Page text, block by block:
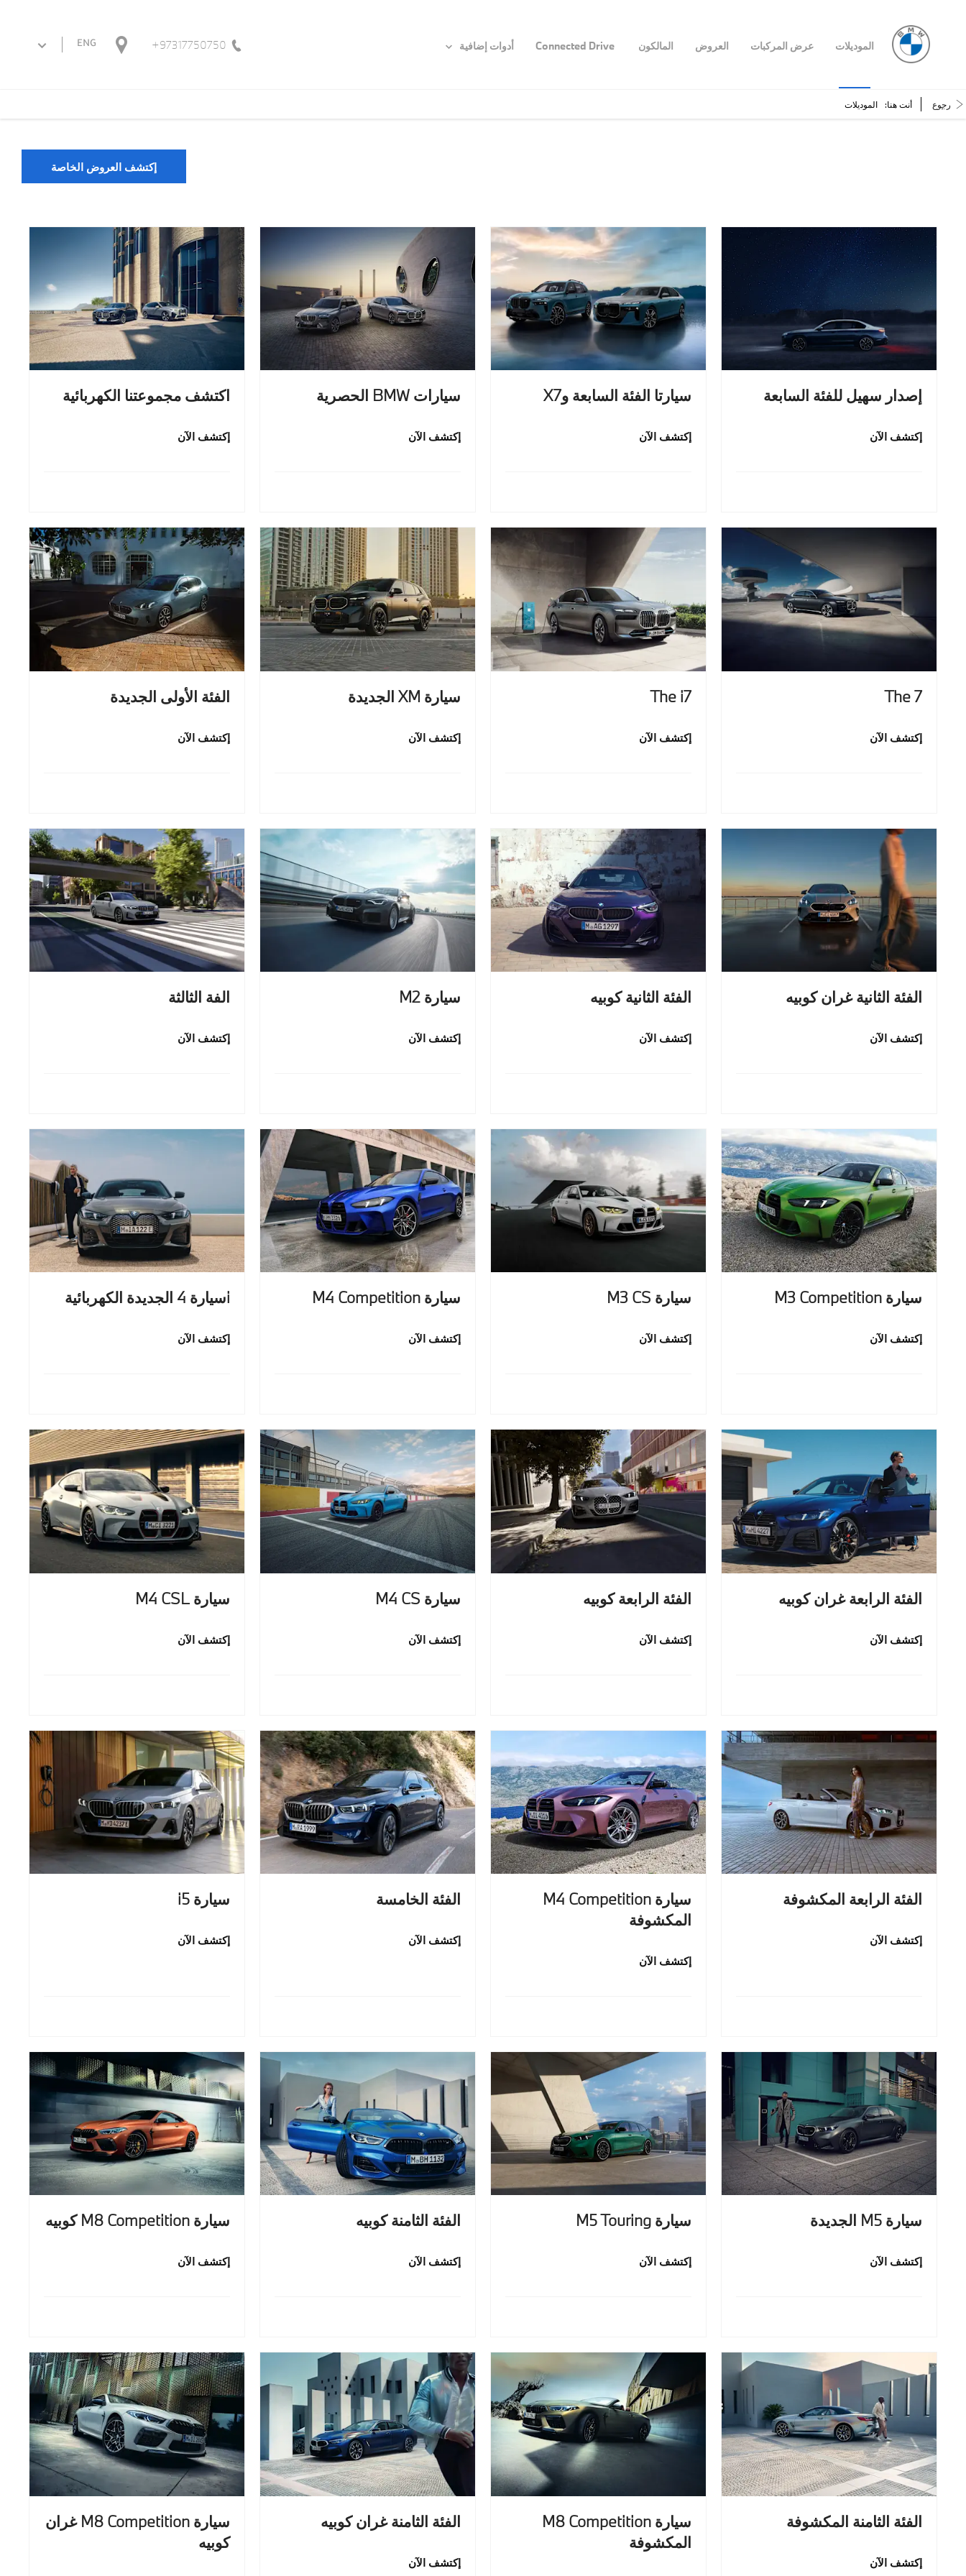
الموديلات عرض المركبات العروض المالكون Connected Drive أدوات إضافية 97317750750+
ENG
رجوع أنت هنا: الموديلات
إكتشف العروض الخاصة
إصدار سهيل للفئة السابعة
إكتشف الآن
سيارتا الفئة السابعة وX7
إكتشف الآن
سيارات BMW الحصرية
إكتشف الآن
اكتشف مجموعتنا الكهربائية
إكتشف الآن
The 7
إكتشف الآن
The i7
إكتشف الآن
سيارة XM الجديدة
إكتشف الآن
الفئة الأولى الجديدة
إكتشف الآن
الفئة الثانية غران كوبيه
إكتشف الآن
الفئة الثانية كوبيه
إكتشف الآن
سيارة M2
إكتشف الآن
الفة الثالثة
إكتشف الآن
سيارة M3 Competition
إكتشف الآن
سيارة M3 CS
إكتشف الآن
سيارة M4 Competition
إكتشف الآن
iسيارة 4 الجديدة الكهربائية
إكتشف الآن
الفئة الرابعة غران كوبيه
إكتشف الآن
الفئة الرابعة كوبيه
إكتشف الآن
سيارة M4 CS
إكتشف الآن
سيارة M4 CSL
إكتشف الآن
الفئة الرابعة المكشوفة
إكتشف الآن
سيارة M4 Competition
المكشوفة
إكتشف الآن
الفئة الخامسة
إكتشف الآن
سيارة i5
إكتشف الآن
سيارة M5 الجديدة
إكتشف الآن
سيارة M5 Touring
إكتشف الآن
الفئة الثامنة كوبيه
إكتشف الآن
سيارة M8 Competition كوبيه
إكتشف الآن
الفئة الثامنة المكشوفة
إكتشف الآن
سيارة M8 Competition
المكشوفة
الفئة الثامنة غران كوبيه
إكتشف الآن
سيارة M8 Competition غران
كوبيه